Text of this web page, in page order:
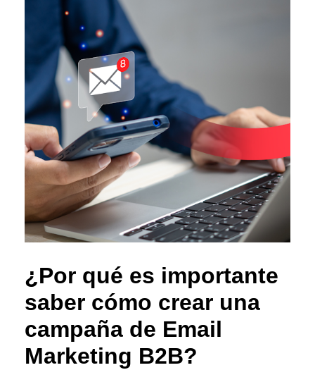
¿Por qué es importante
saber cómo crear una
campaña de Email
Marketing B2B?